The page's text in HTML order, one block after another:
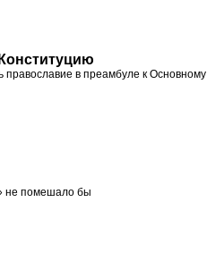
православие в преамбуле к Основному
не помешало бы